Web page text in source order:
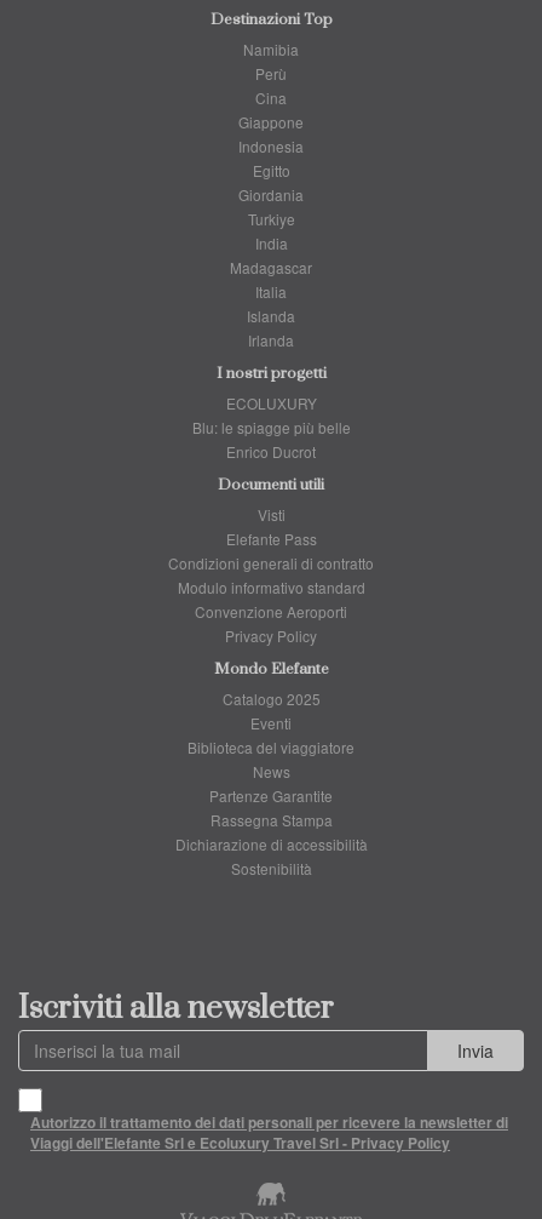
Destinazioni Top
Namibia
Perù
Cina
Giappone
Indonesia
Egitto
Giordania
Turkiye
India
Madagascar
Italia
Islanda
Irlanda
I nostri progetti
ECOLUXURY
Blu: le spiagge più belle
Enrico Ducrot
Documenti utili
Visti
Elefante Pass
Condizioni generali di contratto
Modulo informativo standard
Convenzione Aeroporti
Privacy Policy
Mondo Elefante
Catalogo 2025
Eventi
Biblioteca del viaggiatore
News
Partenze Garantite
Rassegna Stampa
Dichiarazione di accessibilità
Sostenibilità
Iscriviti alla newsletter
Invia
Autorizzo il trattamento dei dati personali per ricevere la newsletter di
Viaggi dell'Elefante Srl e Ecoluxury Travel Srl - Privacy Policy